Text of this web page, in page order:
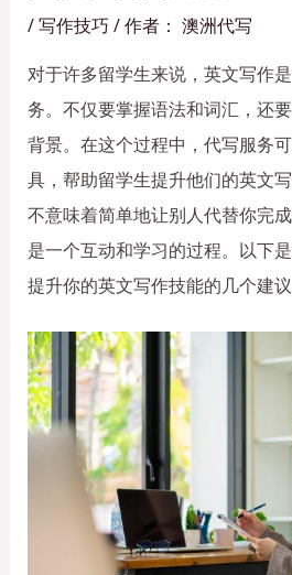
/写作技巧 / 作者： 澳洲代写
对于许多留学生来说，英文写作
务。不仅要掌握语法和词汇，还
背景。在这个过程中，代写服务
具，帮助留学生提升他们的英文
不意味着简单地让别人代替你完
是一个互动和学习的过程。以下
提升你的英文写作技能的几个建议